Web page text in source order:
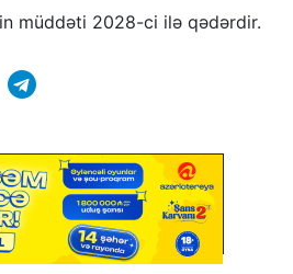
müddəti 2028-ci ilə qədərdir.